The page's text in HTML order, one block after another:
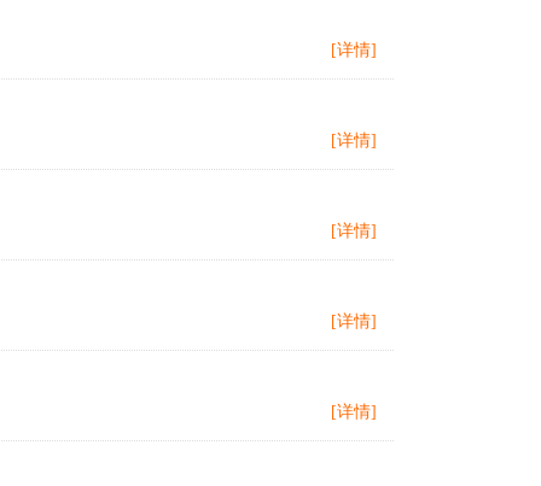
[详情]
[详情]
[详情]
[详情]
[详情]